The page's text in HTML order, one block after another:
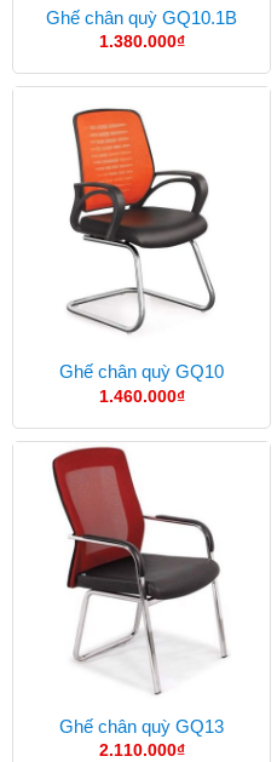
Ghế chân quỳ GQ10.1B
1.380.000₫
Ghế chân quỳ GQ10
1.460.000₫
Ghế chân quỳ GQ13
2.110.000₫